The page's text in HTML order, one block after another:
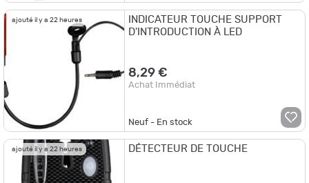
ajouté il y a 22 heures
INDICATEUR TOUCHE SUPPORT
D'INTRODUCTION À LED
8,29 €
Achat Immédiat
Neuf - En stock
ajouté il y a 22 heures DÉTECTEUR DE TOUCHE